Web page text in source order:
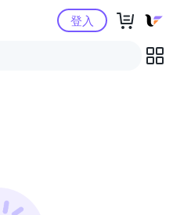
Yahoo購物中心登入